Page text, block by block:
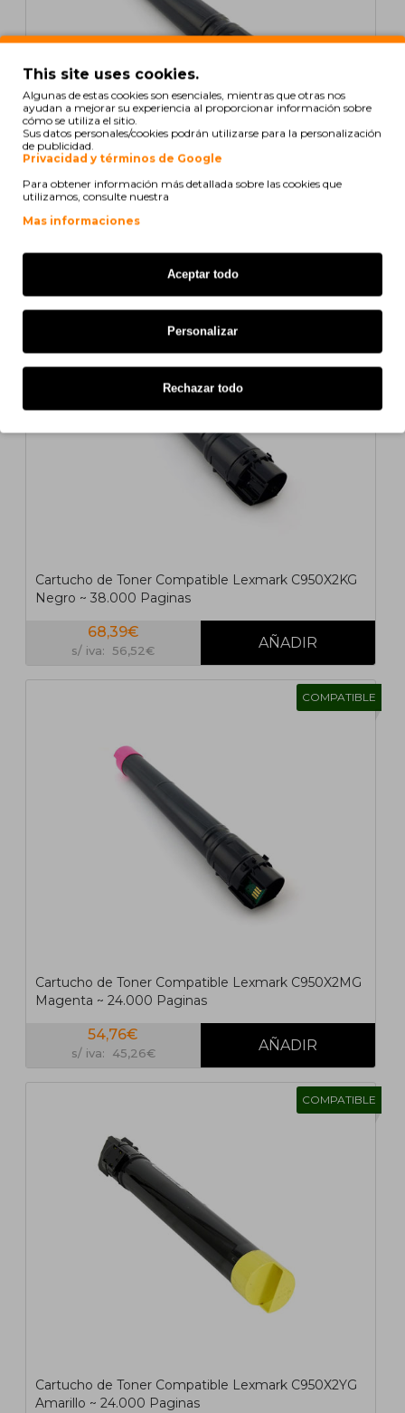
Cartucho de Toner Compatible Lexmark C950X2CG
Cyan ~ 24.000 Paginas
54,76€
COMPATIBLE
Cartucho de Toner Compatible Lexmark C950X2KG
Negro ~ 38.000 Paginas
68,39€
s/ iva: 56,52€
COMPATIBLE
Cartucho de Toner Compatible Lexmark C950X2MG
Magenta ~ 24.000 Paginas
54,76€
s/ iva: 45,26€
COMPATIBLE
Cartucho de Toner Compatible Lexmark C950X2YG
Amarillo ~ 24.000 Paginas
This site uses cookies.
Algunas de estas cookies son esenciales, mientras que otras nos
ayudan a mejorar su experiencia al proporcionar información sobre
cómo se utiliza el sitio.
Sus datos personales/cookies podrán utilizarse para la personalización
de publicidad.
Privacidad y términos de Google
Para obtener información más detallada sobre las cookies que
utilizamos, consulte nuestra
Mas informaciones
Aceptar todo
Personalizar
Rechazar todo